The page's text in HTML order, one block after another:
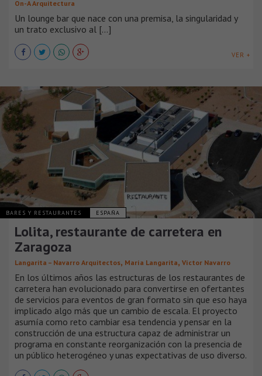
On-A Arquitectura
Un lounge bar que nace con una premisa, la singularidad y
un trato exclusivo al [...]
VER +
BARES Y RESTAURANTES ESPAÑA
Lolita, restaurante de carretera en
Zaragoza
Langarita – Navarro Arquitectos, María Langarita, Víctor Navarro
En los últimos años las estructuras de los restaurantes de
carretera han evolucionado para convertirse en ofertantes
de servicios para eventos de gran formato sin que eso haya
implicado algo más que un cambio de escala. El proyecto
asumía como reto cambiar esa tendencia y pensar en la
construcción de una estructura capaz de administrar un
programa en constante reorganización con la presencia de
un público heterogéneo y unas expectativas de uso diverso.